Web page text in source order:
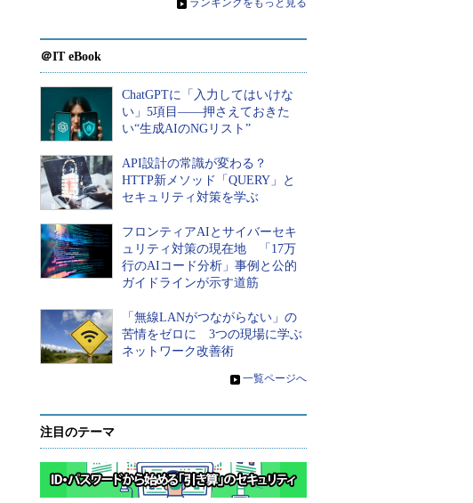
» ランキングをもっと見る
＠IT eBook
ChatGPTに「入力してはいけな
い」5項目――押さえておきた
い“生成AIのNGリスト”
API設計の常識が変わる？
HTTP新メソッド「QUERY」と
セキュリティ対策を学ぶ
フロンティアAIとサイバーセキ
ュリティ対策の現在地 「17万
行のAIコード分析」事例と公的
ガイドラインが示す道筋
「無線LANがつながらない」の
苦情をゼロに 3つの現場に学ぶ
ネットワーク改善術
» 一覧ページへ
注目のテーマ